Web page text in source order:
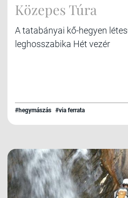
Közepes Túra
A tatabányai kő-hegyen
leghosszabika Hét vezér
#hegymászás #via ferrata